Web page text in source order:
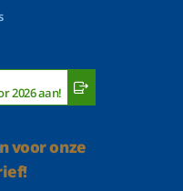
2026 aan!
voor onze